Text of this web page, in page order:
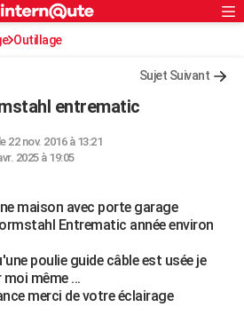
S'inscrire
Connexion
Outillage
Sujet Suivant
entrematic
22 nov. 2016 à 13:21
2025 à 19:05
maison avec porte garage
Entrematic année environ
poulie guide câble est usée je
même ...
merci de votre éclairage